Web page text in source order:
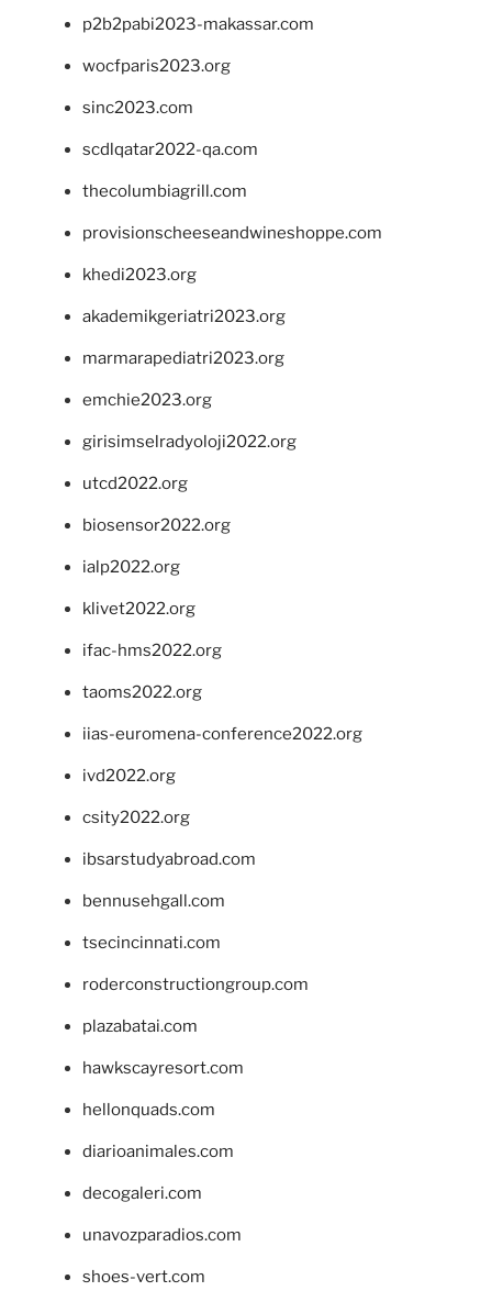
p2b2pabi2023-makassar.com
wocfparis2023.org
sinc2023.com
scdlqatar2022-qa.com
thecolumbiagrill.com
provisionscheeseandwineshoppe.com
khedi2023.org
akademikgeriatri2023.org
marmarapediatri2023.org
emchie2023.org
girisimselradyoloji2022.org
utcd2022.org
biosensor2022.org
ialp2022.org
klivet2022.org
ifac-hms2022.org
taoms2022.org
iias-euromena-conference2022.org
ivd2022.org
csity2022.org
ibsarstudyabroad.com
bennusehgall.com
tsecincinnati.com
roderconstructiongroup.com
plazabatai.com
hawkscayresort.com
hellonquads.com
diarioanimales.com
decogaleri.com
unavozparadios.com
shoes-vert.com